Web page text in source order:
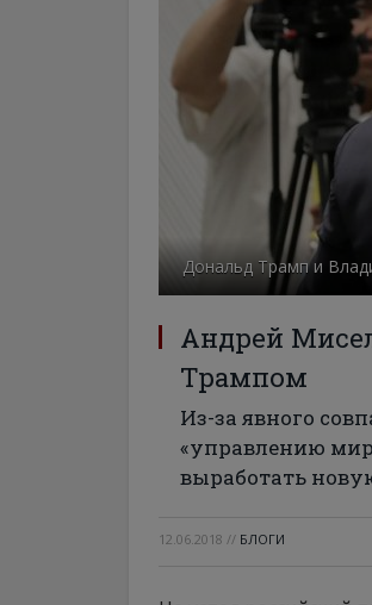
Дональд Трамп и
Андрей
Трампом
Из-за явного
«управлению
выработать
12.06.2018 // БЛОГИ